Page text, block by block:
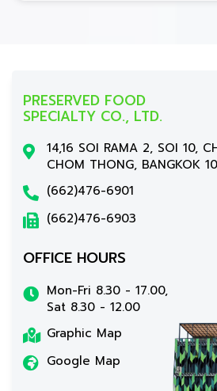
PRESERVED FOOD
SPECIALTY CO., LTD.
14,16 SOI RAMA 2, SOI 10,
CHOM THONG, BANGKOK
(662)476-6901
(662)476-6903
OFFICE HOURS
Mon-Fri 8.30 - 17.00,
Sat 8.30 - 12.00
Graphic Map
Google Map